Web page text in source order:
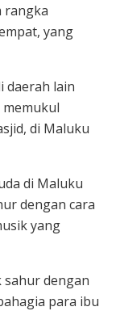
rangka
yang
daerah lain
di Maluku
di Maluku
dengan cara
yang
dengan
para ibu